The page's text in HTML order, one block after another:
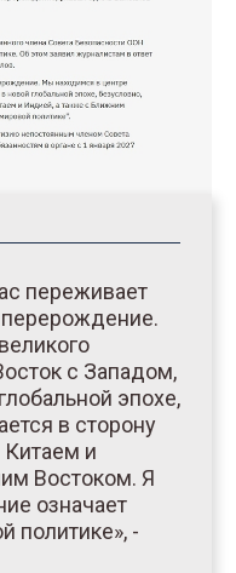
переживает
с Западом,
эпохе,
в сторону
и
Востоком. Я
означает
политике», -